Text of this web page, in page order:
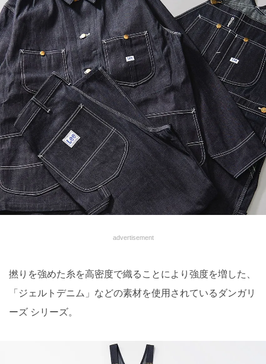
advertisement
撚りを強めた糸を高密度で織ることにより強度を増した、
「ジェルトデニム」などの素材を使用されているダンガリ
ーズ シリーズ。